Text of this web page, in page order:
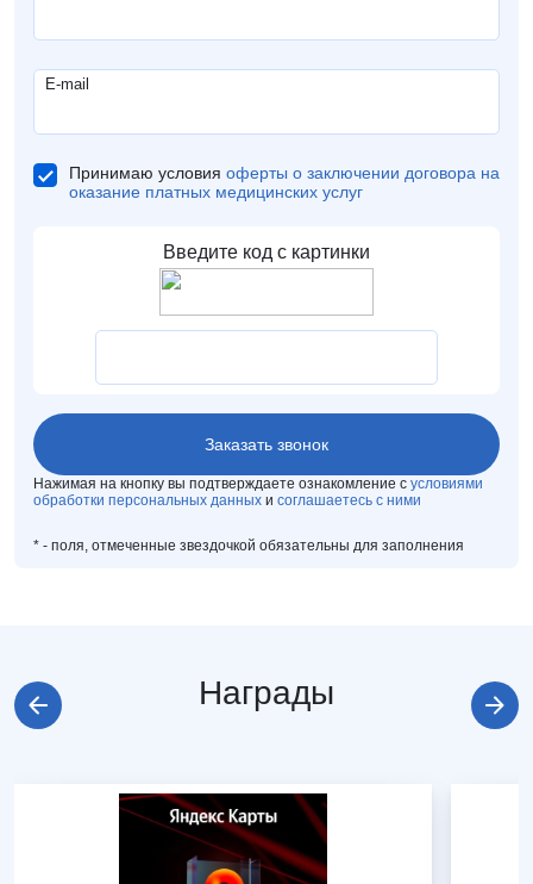
E-mail
Принимаю условия оферты о заключении договора на
оказание платных медицинских услуг
Нажимая на кнопку вы подтверждаете ознакомление с условиями
обработки персональных данных и соглашаетесь с ними
* - поля, отмеченные звездочкой обязательны для заполнения
Награды